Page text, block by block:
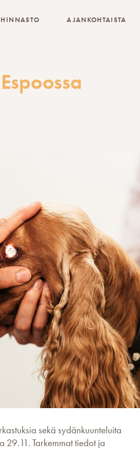
HINNASTO AJANKOHTAISTA
sekä sydänkuunteluita
29.11. Tarkemmat tiedot ja